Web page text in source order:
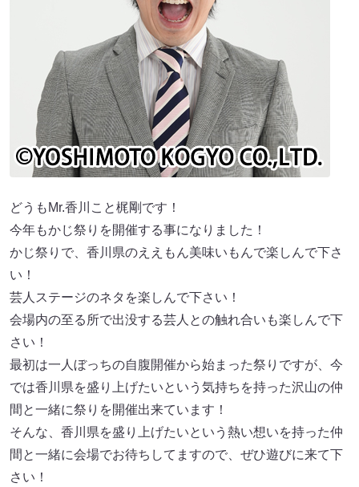
どうもMr.香川こと梶剛です！
今年もかじ祭りを開催する事になりました！
かじ祭りで、香川県のええもん美味いもんで楽しんで下さ
い！
芸人ステージのネタを楽しんで下さい！
会場内の至る所で出没する芸人との触れ合いも楽しんで下
さい！
最初は一人ぼっちの自腹開催から始まった祭りですが、今
では香川県を盛り上げたいという気持ちを持った沢山の仲
間と一緒に祭りを開催出来ています！
そんな、香川県を盛り上げたいという熱い想いを持った仲
間と一緒に会場でお待ちしてますので、ぜひ遊びに来て下
さい！